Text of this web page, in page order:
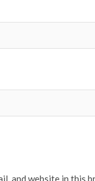
and website in this